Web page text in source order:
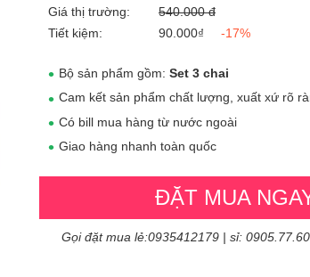
Giá thị trường:
540.000 đ
Tiết kiệm:
90.000₫ -17%
Bộ sản phẩm gồm: Set 3 chai
Cam kết sản phẩm chất lượng, xuất xứ rõ
Có bill mua hàng từ nước ngoài
Giao hàng nhanh toàn quốc
ĐẶT MUA
Gọi đặt mua lẻ:0935412179 | sỉ: